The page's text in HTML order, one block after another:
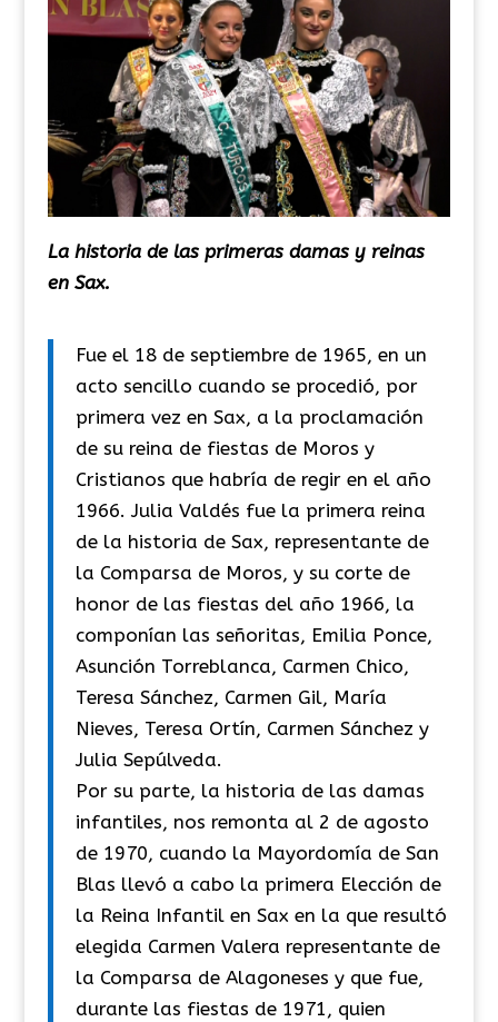
La historia de las primeras damas y reinas
en Sax.
Fue el 18 de septiembre de 1965, en un
acto sencillo cuando se procedió, por
primera vez en Sax, a la proclamación
de su reina de fiestas de Moros y
Cristianos que habría de regir en el año
1966. Julia Valdés fue la primera reina
de la historia de Sax, representante de
la Comparsa de Moros, y su corte de
honor de las fiestas del año 1966, la
componían las señoritas, Emilia Ponce,
Asunción Torreblanca, Carmen Chico,
Teresa Sánchez, Carmen Gil, María
Nieves, Teresa Ortín, Carmen Sánchez y
Julia Sepúlveda.
Por su parte, la historia de las damas
infantiles, nos remonta al 2 de agosto
de 1970, cuando la Mayordomía de San
Blas llevó a cabo la primera Elección de
la Reina Infantil en Sax en la que resultó
elegida Carmen Valera representante de
la Comparsa de Alagoneses y que fue,
durante las fiestas de 1971, quien